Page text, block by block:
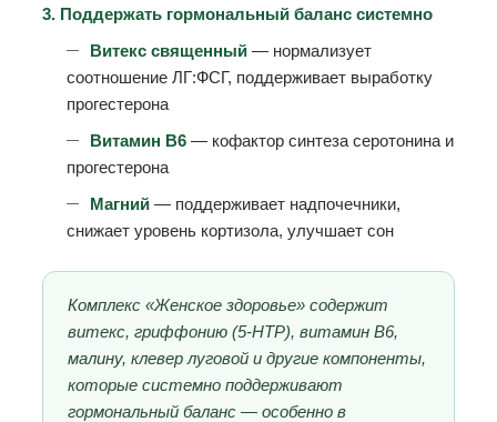
3. Поддержать гормональный баланс системно
Витекс священный — нормализует
соотношение ЛГ:ФСГ, поддерживает выработку
прогестерона
Витамин В6 — кофактор синтеза серотонина и
прогестерона
Магний — поддерживает надпочечники,
снижает уровень кортизола, улучшает сон
Комплекс «Женское здоровье» содержит
витекс, гриффонию (5-HTP), витамин В6,
малину, клевер луговой и другие компоненты,
которые системно поддерживают
гормональный баланс — особенно в